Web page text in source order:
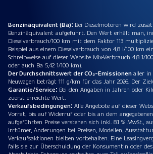
Benzinäquivalent (Bä): Bei Dieselmotoren wird
Benzinäquivalent aufgeführt. Den Wert erhält man,
Dieselverbrauch/100 km mit dem Faktor 113
Beispiel aus einem Dieselverbrauch von 4,8 l/100 km
Schreibweise auf dieser Website Mix-Verbrauch 4,8 1/
oder auch Ba 5,42 1/100 km).
Der Durchschnittswert der CO₂-Emissionenaller in
Neuwagen beträgt 111 g/km für das Jahr 2026. Der
Garantie/Service: Bei den Angaben in Jahren oder
zuerst erreichte Wert.
Verkaufsbedingungen: Alle Angebote auf dieser
Vorrat, bis auf Widerruf oder bis an dem
aufgeführten Preise verstehen sich inkl. 8.1 % MwSt.,
Irrtümer, Änderungen bei Preisen, Modellen,
Verkaufsaktionen bleiben vorbehalten. Eine
falls sie zur Überschuldung der Konsumentin oder